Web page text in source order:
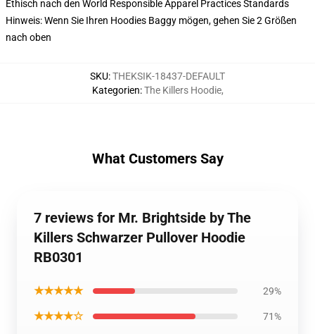
Ethisch nach den World Responsible Apparel Practices Standards
Hinweis: Wenn Sie Ihren Hoodies Baggy mögen, gehen Sie 2 Größen
nach oben
SKU:THEKSIK-18437-DEFAULT
Kategorien:The Killers Hoodie,
What Customers Say
7 reviews for Mr. Brightside by The
Killers Schwarzer Pullover Hoodie
RB0301
★★★★★ 29%
★★★★☆ 71%